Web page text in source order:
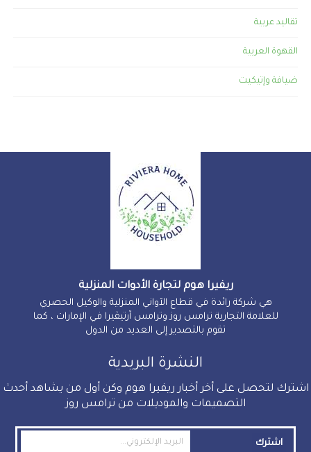
تقاليد عربية
القهوة العربية
ضيافة وإتيكيت
ريفيرا هوم لتجارة الأدوات المنزلية
هي شركة رائدة في قطاع الآواني المنزلية والوكيل الحصري
للعلامة التجارية ترامس روز وترامس آرتيڤيرا في الإمارات ، كما
تقوم بالتصدير إلى العديد من الدول
النشرة البريدية
اشترك لتحصل على أخر أخبار ريفيرا هوم وكن أول من يشاهد أحدث
التصميمات والموديلات من ترامس روز
اشترك